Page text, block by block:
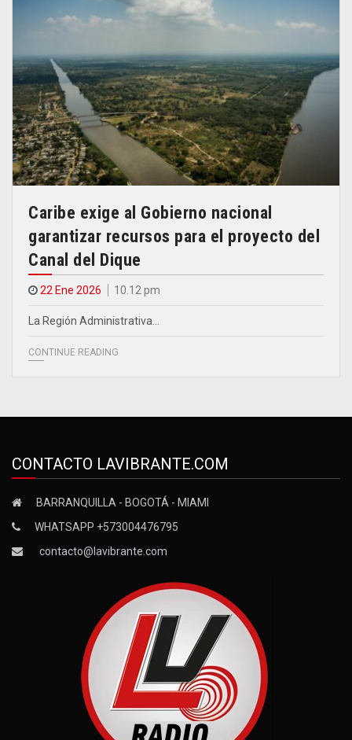
Caribe exige al Gobierno nacional
garantizar recursos para el proyecto del
Canal del Dique
22 Ene 2026 10.12 pm
La Región Administrativa…
CONTINUE READING
CONTACTO LAVIBRANTE.COM
BARRANQUILLA - BOGOTÁ - MIAMI
WHATSAPP +573004476795
contacto@lavibrante.com